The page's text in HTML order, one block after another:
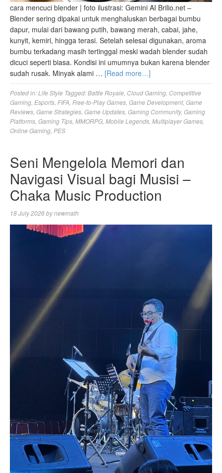
cara mencuci blender | foto ilustrasi: Gemini AI Brilio.net –
Blender sering dipakai untuk menghaluskan berbagai bumbu
dapur, mulai dari bawang putih, bawang merah, cabai, jahe,
kunyit, kemiri, hingga terasi. Setelah selesai digunakan, aroma
bumbu terkadang masih tertinggal meski wadah blender sudah
dicuci seperti biasa. Kondisi ini umumnya bukan karena blender
sudah rusak. Minyak alami … [Read more…]
Posted in:Life Style Tagged:Battle Royale Cloud Gaming Competitive
Gaming Esports FIFA Free-to-Play Games Game Development, Game
Reviews Game Strategies Game Updates Gaming Community, Gaming
Platforms Gaming Tips MMORPG Mobile Legends Multiplayer Games
Online Gaming PES
Seni Mengelola Memori dan
Navigasi Visual bagi Musisi –
Chaka Music Production
18 July 2026bynewmath